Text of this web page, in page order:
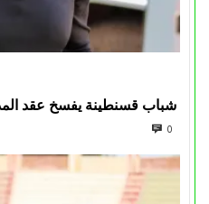
شباب قسنطينة يفسخ عقد
0